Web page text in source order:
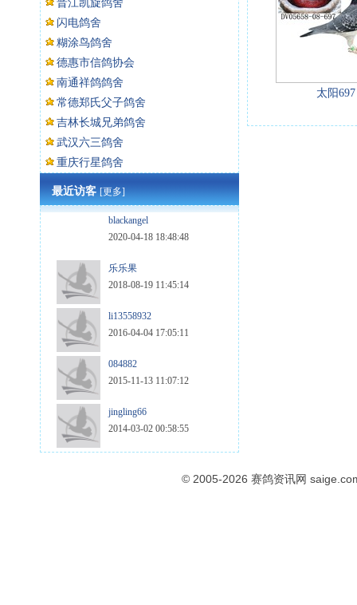
晋江凯旋鸽舍
闪电鸽舍
糊涂鸟鸽舍
德惠市信鸽协会
南通祥鸽鸽舍
常德郑氏父子鸽舍
吉林长城兄弟鸽舍
武汉六三鸽舍
重庆行星鸽舍
最近访客[更多]
blackangel
2020-04-18 18:48:48
乐乐果
2018-08-19 11:45:14
li13558932
2016-04-04 17:05:11
084882
2015-11-13 11:07:12
jingling66
2014-03-02 00:58:55
太阳697
© 2005-2026 赛鸽资讯网